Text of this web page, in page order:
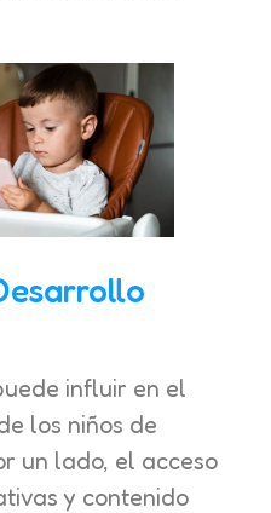
influir en el
los niños de
un lado, el acceso
y contenido